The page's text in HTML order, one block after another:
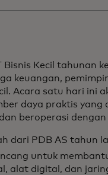
Kecil tahunan
keuangan,
Acara satu hari ini
daya praktis yang
beroperasi
dari PDB AS tahun
untuk
alat digital, dan